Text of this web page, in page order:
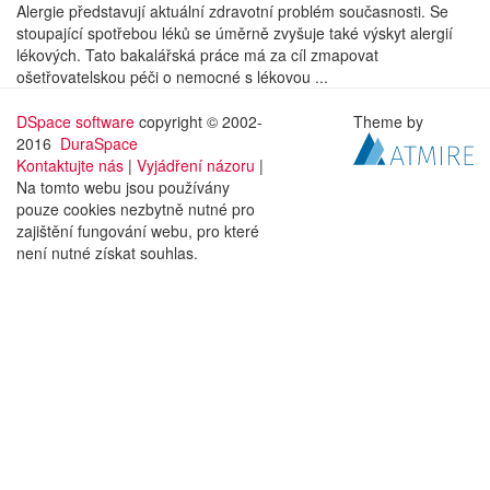
Alergie představují aktuální zdravotní problém současnosti. Se
stoupající spotřebou léků se úměrně zvyšuje také výskyt alergií
lékových. Tato bakalářská práce má za cíl zmapovat
ošetřovatelskou péči o nemocné s lékovou ...
DSpace software copyright © 2002-
2016 DuraSpace
Kontaktujte nás | Vyjádření názoru |
Na tomto webu jsou používány
pouze cookies nezbytně nutné pro
zajištění fungování webu, pro které
není nutné získat souhlas.
Theme by